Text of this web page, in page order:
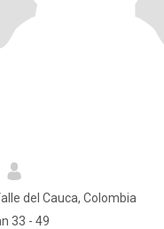
del Cauca, Colombia
33 - 49